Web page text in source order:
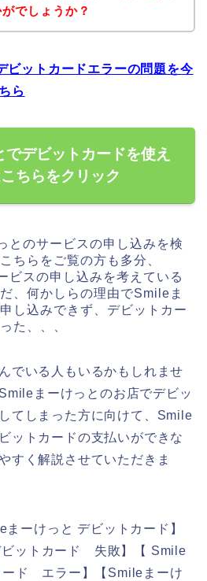
でしょうか？
ビットカードエラーの問題を今
ら
デビットカードを使え
ちらをクリック
とのサービスの申し込みを検
ちらをご覧の方も多分、
ビスの申し込みを考えている
、何かしらの理由でSmileま
し込みできず、デビットカー
た、、、
でいる人もいるかもしれませ
まーけっとのお店でデビッ
てしまった方に向けて、Smile
ットカードの支払いができな
すく解説させていただきま
ーけっと デビットカード】
ビットカード 失敗】【 Smile
ード エラー】【Smileまーけ